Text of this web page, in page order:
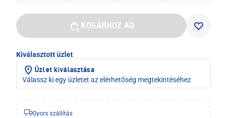
KOSÁRHOZ AD
Kiválasztott üzlet
Üzlet kiválasztása
Válassz ki egy üzletet az elérhetőség megtekintéséhez
Gyors szállítás